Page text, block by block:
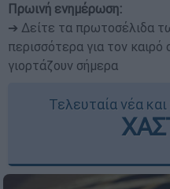
Πρωινή ενημέρωση:
➔ Δείτε τα πρωτοσέλιδα
περισσότερα για τον καιρό
γιορτάζουν σήμερα
Τελευταία νέα